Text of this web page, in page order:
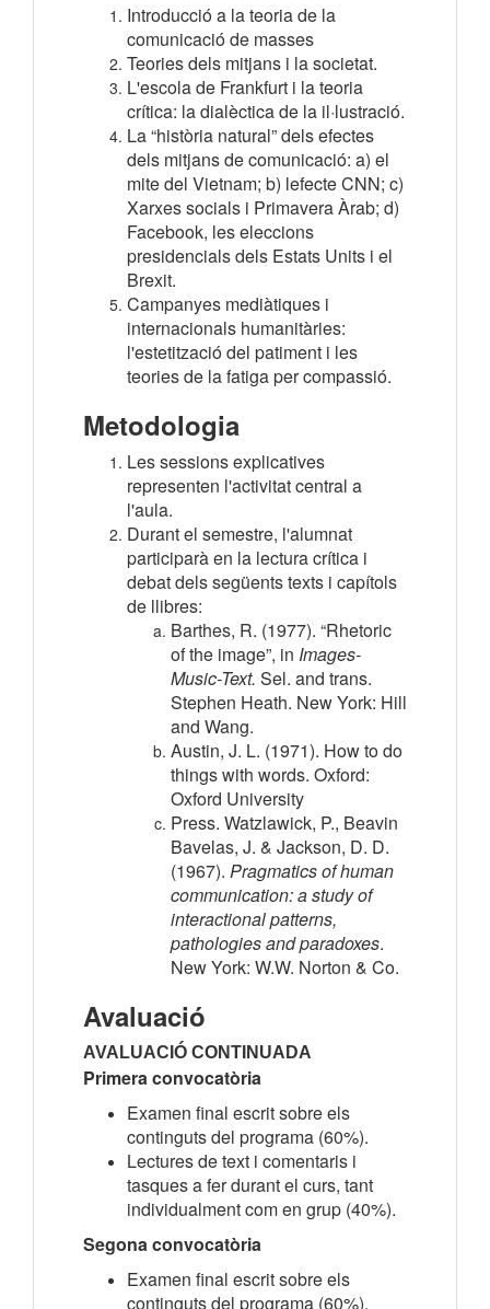
Introducció a la teoria de la
comunicació de masses
Teories dels mitjans i la societat.
L'escola de Frankfurt i la teoria
crítica: la dialèctica de la il·lustració.
La “història natural” dels efectes
dels mitjans de comunicació: a) el
mite del Vietnam; b) lefecte CNN; c)
Xarxes socials i Primavera Àrab; d)
Facebook, les eleccions
presidencials dels Estats Units i el
Brexit.
Campanyes mediàtiques i
internacionals humanitàries:
l'estetització del patiment i les
teories de la fatiga per compassió.
Metodologia
Les sessions explicatives
representen l'activitat central a
l'aula.
Durant el semestre, l'alumnat
participarà en la lectura crítica i
debat dels següents texts i capítols
de llibres:
Barthes, R. (1977). “Rhetoric
of the image”, in Images-
Music-Text. Sel. and trans.
Stephen Heath. New York: Hill
and Wang.
Austin, J. L. (1971). How to do
things with words. Oxford:
Oxford University
Press. Watzlawick, P., Beavin
Bavelas, J. & Jackson, D. D.
(1967). Pragmatics of human
communication: a study of
interactional patterns,
pathologies and paradoxes.
New York: W.W. Norton & Co.
Avaluació
AVALUACIÓ CONTINUADA
Primera convocatòria
Examen final escrit sobre els
continguts del programa (60%).
Lectures de text i comentaris i
tasques a fer durant el curs, tant
individualment com en grup (40%).
Segona convocatòria
Examen final escrit sobre els
continguts del programa (60%).